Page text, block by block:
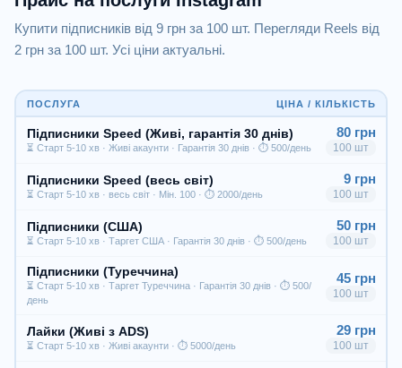
Купити підписників від 9 грн за 100 шт. Перегляди Reels від
2 грн за 100 шт. Усі ціни актуальні.
ПОСЛУГА ЦІНА / КІЛЬКІСТЬ
Підписники Speed (Живі, гарантія 30 днів)
⏳ Старт 5-10 хв · Живі акаунти · Гарантія 30 днів · ⏱ 500/день
80 грн
100 шт
Підписники Speed (весь світ)
⏳ Старт 5-10 хв · весь світ · Мін. 100 · ⏱ 2000/день
9 грн
100 шт
Підписники (США)
⏳ Старт 5-10 хв · Таргет США · Гарантія 30 днів · ⏱ 500/день
50 грн
100 шт
Підписники (Туреччина)
⏳ Старт 5-10 хв · Таргет Туреччина · Гарантія 30 днів · ⏱ 500/
день
45 грн
100 шт
Лайки (Живі з ADS)
⏳ Старт 5-10 хв · Живі акаунти · ⏱ 5000/день
29 грн
100 шт